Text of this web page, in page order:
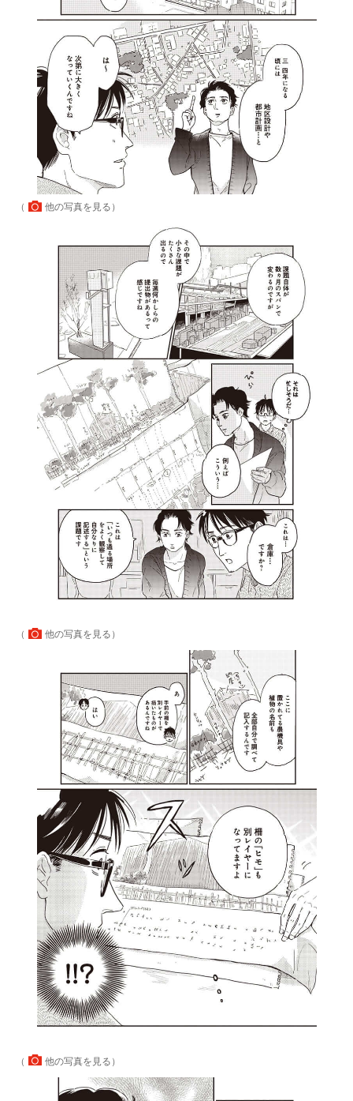
（ 他の写真を見る ）
（ 他の写真を見る ）
（ 他の写真を見る ）